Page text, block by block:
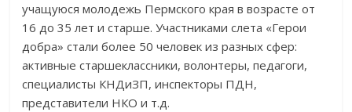
учащуюся молодежь Пермского края в возрасте от
16 до 35 лет и старше. Участниками слета «Герои
добра» стали более 50 человек из разных сфер:
активные старшеклассники, волонтеры, педагоги,
специалисты КНДиЗП, инспекторы ПДН,
представители НКО и т.д.